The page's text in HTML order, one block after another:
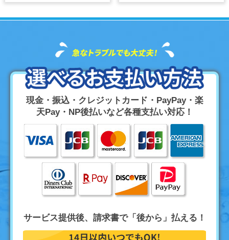
現金・振込・クレジットカード・PayPay・楽
天Pay・NP後払いなど各種支払い対応！
サービス提供後、請求書で「後から」払える！